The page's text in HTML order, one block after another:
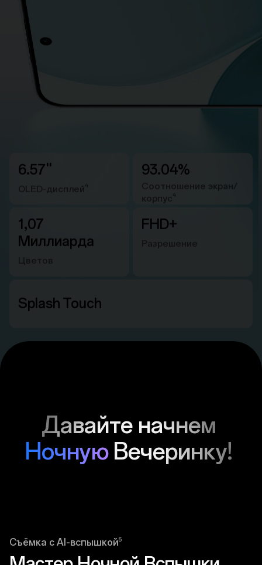
6.57''
OLED-дисплей 4
93.04%
Соотношение экран/
корпус
4
1,07
Миллиарда
Цветов
FHD+
Разрешение
Splash Touch
Давайте начнем
Ночную Вечеринку!
Съёмка с AI-вспышкой5